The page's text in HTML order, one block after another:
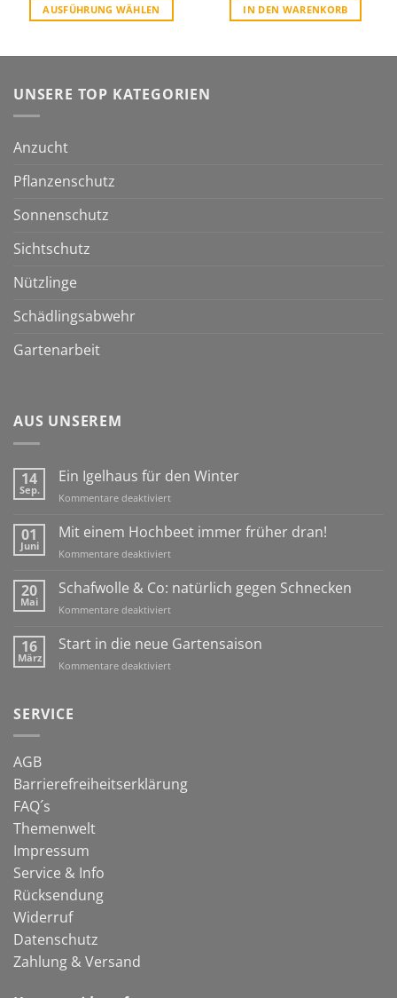
AUSFÜHRUNG WÄHLEN IN DEN WARENKORB
UNSERE TOP KATEGORIEN
Anzucht
Pflanzenschutz
Sonnenschutz
Sichtschutz
Nützlinge
Schädlingsabwehr
Gartenarbeit
AUS UNSEREM
14
Sep.
Ein Igelhaus für den Winter
Kommentare deaktiviertfür
Igelhaus
für
den
01
Juni
Mit einem Hochbeet immer früher dran!
Kommentare deaktiviertfür
einem
Hochbeet
immer
dran!
20
Mai
Schafwolle & Co: natürlich gegen Schnecken
Kommentare deaktiviertfür
&
Co:
natürlich
16
März
Start in die neue Gartensaison
Kommentare deaktiviertfür
SERVICE
AGB
Barrierefreiheitserklärung
FAQ´s
Themenwelt
Impressum
Service & Info
Rücksendung
Widerruf
Datenschutz
Zahlung & Versand